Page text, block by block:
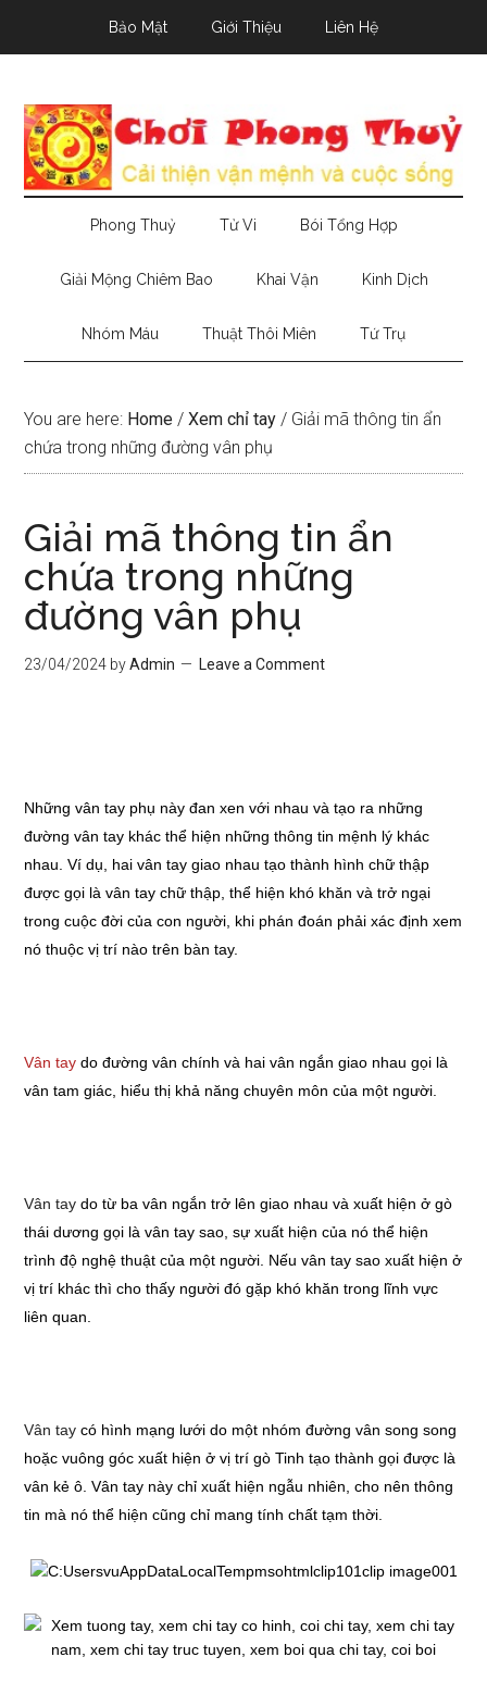
Bảo Mật Giới Thiệu Liên Hệ
Phong Thuỷ Tử Vi Bói Tổng Hợp
Giải Mộng Chiêm Bao Khai Vận Kinh Dịch
Nhóm Máu Thuật Thôi Miên Tứ Trụ
You are here: Home / Xem chỉ tay / Giải mã thông tin ẩn
chứa trong những đường vân phụ
Giải mã thông tin ẩn
chứa trong những
đường vân phụ
23/04/2024 byAdmin Leave a Comment
Những vân tay phụ này đan xen với nhau và tạo ra những
đường vân tay khác thể hiện những thông tin mệnh lý khác
nhau. Ví dụ, hai vân tay giao nhau tạo thành hình chữ thập
được gọi là vân tay chữ thập, thể hiện khó khăn và trở ngại
trong cuộc đời của con người, khi phán đoán phải xác định xem
nó thuộc vị trí nào trên bàn tay.
Vân tay do đường vân chính và hai vân ngắn giao nhau gọi là
vân tam giác, hiểu thị khả năng chuyên môn của một người.
Vân tay do từ ba vân ngắn trở lên giao nhau và xuất hiện ở gò
thái dương gọi là vân tay sao, sự xuất hiện của nó thể hiện
trình độ nghệ thuật của một người. Nếu vân tay sao xuất hiện ở
vị trí khác thì cho thấy người đó gặp khó khăn trong lĩnh vực
liên quan.
Vân tay có hình mạng lưới do một nhóm đường vân song song
hoặc vuông góc xuất hiện ở vị trí gò Tinh tạo thành gọi được là
vân kẻ ô. Vân tay này chỉ xuất hiện ngẫu nhiên, cho nên thông
tin mà nó thể hiện cũng chỉ mang tính chất tạm thời.